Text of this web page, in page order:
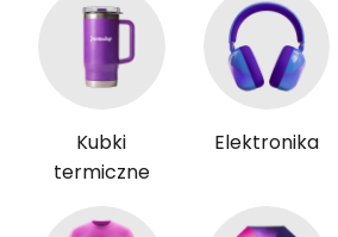
Kubki
termiczne
Elektronika